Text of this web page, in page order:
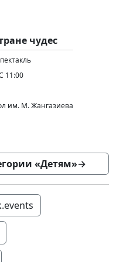
чудес
11:00
им. М. Жангазиева
«Детям»→